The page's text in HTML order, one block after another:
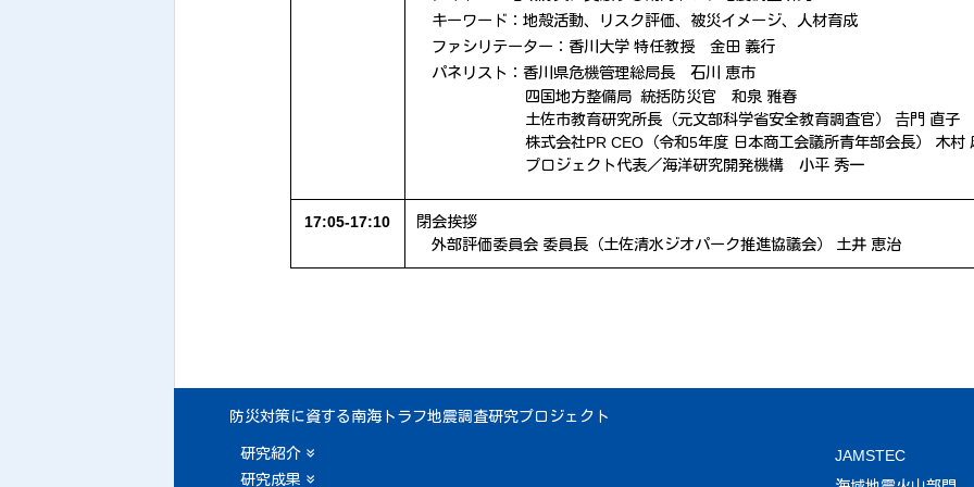
キーワード：地殻活動、リスク評価、被災イメージ、人材育成
ファシリテーター：香川大学 特任教授 金田 義行
パネリスト：香川県危機管理総局長 石川 恵市
四国地方整備局 統括防災官 和泉 雅春
土佐市教育研究所長（元文部科学省安全教育調査官） 𠮷門 直子
株式会社PR CEO（令和5年度 日本商工会議所青年部会長） 木村
プロジェクト代表／海洋研究開発機構 小平 秀一
17:05-17:10
閉会挨拶
外部評価委員会 委員長（土佐清水ジオパーク推進協議会） 土井 恵治
防災対策に資する南海トラフ地震調査研究プロジェクト
研究紹介
研究成果
JAMSTEC